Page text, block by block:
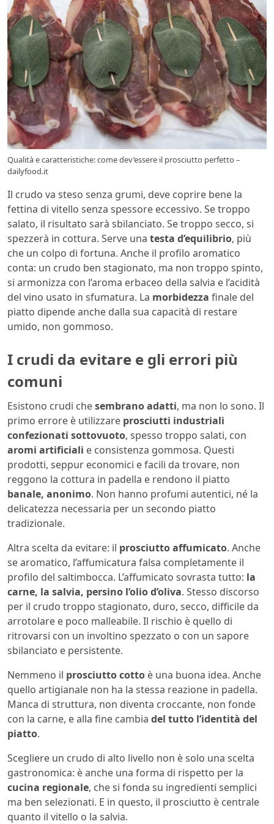
Qualità e caratteristiche: come dev’essere il prosciutto perfetto –
dailyfood.it
Il crudo va steso senza grumi, deve coprire bene la
fettina di vitello senza spessore eccessivo. Se troppo
salato, il risultato sarà sbilanciato. Se troppo secco, si
spezzerà in cottura. Serve una testa d’equilibrio, più
che un colpo di fortuna. Anche il profilo aromatico
conta: un crudo ben stagionato, ma non troppo spinto,
si armonizza con l’aroma erbaceo della salvia e l’acidità
del vino usato in sfumatura. La morbidezza finale del
piatto dipende anche dalla sua capacità di restare
umido, non gommoso.
I crudi da evitare e gli errori più
comuni
Esistono crudi chesembrano adatti, ma non lo sono. Il
primo errore è utilizzare prosciutti industriali
confezionati sottovuoto, spesso troppo salati, con
aromi artificiali e consistenza gommosa. Questi
prodotti, seppur economici e facili da trovare, non
reggono la cottura in padella e rendono il piatto
banale, anonimo. Non hanno profumi autentici, né la
delicatezza necessaria per un secondo piatto
tradizionale.
Altra scelta da evitare: il prosciutto affumicato. Anche
se aromatico, l’affumicatura falsa completamente il
profilo del saltimbocca. L’affumicato sovrasta tutto: la
carne, la salvia, persino l’olio d’oliva. Stesso discorso
per il crudo troppo stagionato, duro, secco, difficile da
arrotolare e poco malleabile. Il rischio è quello di
ritrovarsi con un involtino spezzato o con un sapore
sbilanciato e persistente.
Nemmeno il prosciutto cotto è una buona idea. Anche
quello artigianale non ha la stessa reazione in padella.
Manca di struttura, non diventa croccante, non fonde
con la carne, e alla fine cambia del tutto l’identità del
piatto.
Scegliere un crudo di alto livello non è solo una scelta
gastronomica: è anche una forma di rispetto per la
cucina regionale, che si fonda su ingredienti semplici
ma ben selezionati. E in questo, il prosciutto è centrale
quanto il vitello o la salvia.